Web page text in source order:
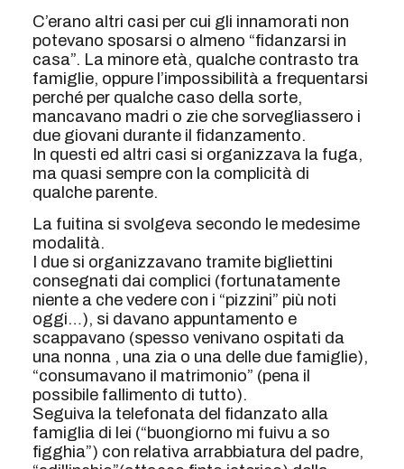
C’erano altri casi per cui gli innamorati non
potevano sposarsi o almeno “fidanzarsi in
casa”. La minore età, qualche contrasto tra
famiglie, oppure l’impossibilità a frequentarsi
perché per qualche caso della sorte,
mancavano madri o zie che sorvegliassero i
due giovani durante il fidanzamento.
In questi ed altri casi si organizzava la fuga,
ma quasi sempre con la complicità di
qualche parente.
La fuitina si svolgeva secondo le medesime
modalità.
I due si organizzavano tramite bigliettini
consegnati dai complici (fortunatamente
niente a che vedere con i “pizzini” più noti
oggi…), si davano appuntamento e
scappavano (spesso venivano ospitati da
una nonna , una zia o una delle due famiglie),
“consumavano il matrimonio” (pena il
possibile fallimento di tutto).
Seguiva la telefonata del fidanzato alla
famiglia di lei (“buongiorno mi fuivu a so
figghia”) con relativa arrabbiatura del padre,